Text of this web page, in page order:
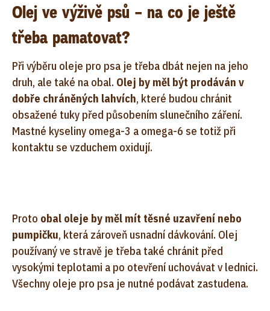
Olej ve výživě psů – na co je ještě
třeba pamatovat?
Při výběru oleje pro psa je třeba dbát nejen na jeho
druh, ale také na obal. Olej by měl být prodáván v
dobře chráněných lahvích, které budou chránit
obsažené tuky před působením slunečního záření.
Mastné kyseliny omega-3 a omega-6 se totiž při
kontaktu se vzduchem oxidují.
Proto obal oleje by měl mít těsné uzavření nebo
pumpičku, která zároveň usnadní dávkování. Olej
používaný ve stravě je třeba také chránit před
vysokými teplotami a po otevření uchovávat v lednici.
Všechny oleje pro psa je nutné podávat zastudena.